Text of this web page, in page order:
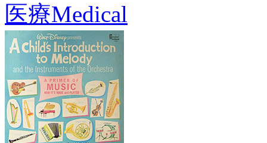
医療Medical